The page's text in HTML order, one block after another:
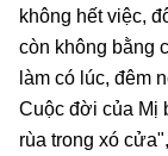
không hết việc,
còn không bằng
làm có lúc, đêm
Cuộc đời của Mị
rùa trong xó